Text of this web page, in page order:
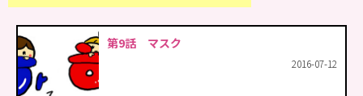
第9話 マスク
2016-07-12